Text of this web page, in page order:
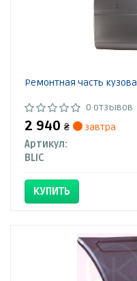
Ремонтная часть кузова
0 отзывов
2 940 ₴
завтра
Артикул:
BLIC
КУПИТЬ